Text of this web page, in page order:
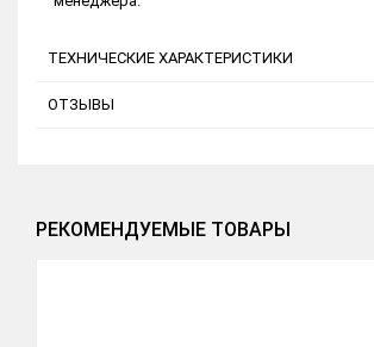
ТЕХНИЧЕСКИЕ ХАРАКТЕРИСТИКИ
ОТЗЫВЫ
РЕКОМЕНДУЕМЫЕ ТОВАРЫ